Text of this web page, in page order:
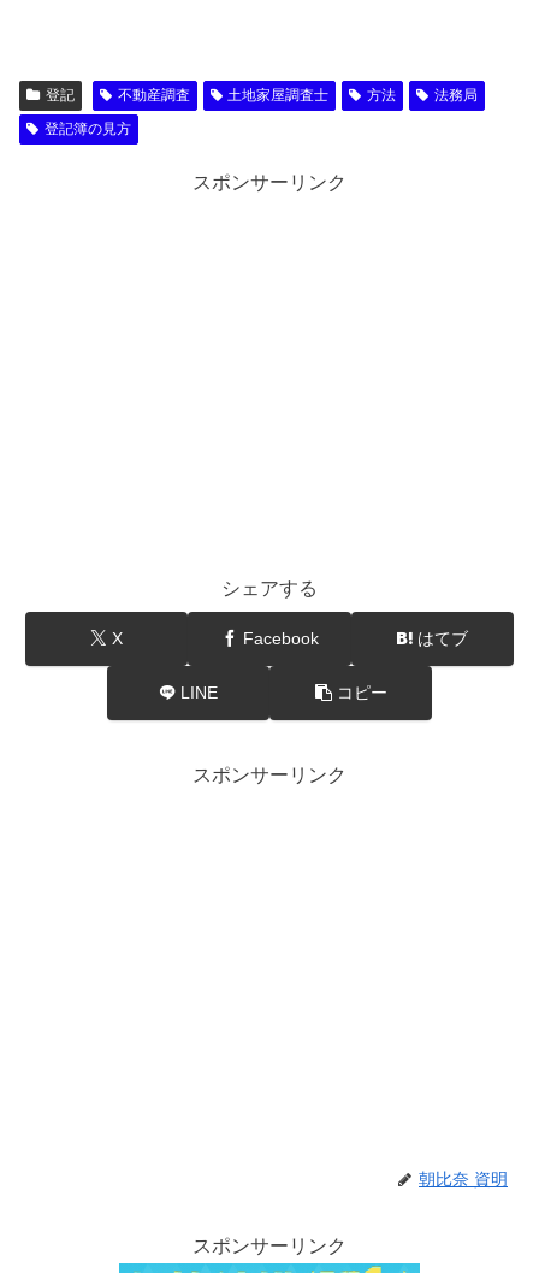
登記 不動産調査 土地家屋調査士 方法
法務局
登記簿の見方
スポンサーリンク
シェアする
X Facebook はてブ
LINE コピー
スポンサーリンク
朝比奈 資明
スポンサーリンク